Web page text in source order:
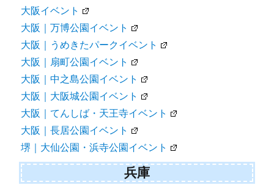
大阪イベント
大阪｜万博公園イベント
大阪｜うめきたパークイベント
大阪｜扇町公園イベント
大阪｜中之島公園イベント
大阪｜大阪城公園イベント
大阪｜てんしば・天王寺イベント
大阪｜長居公園イベント
堺｜大仙公園・浜寺公園イベント
兵庫